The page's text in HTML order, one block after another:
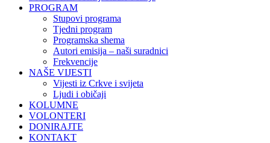
PROGRAM
Stupovi programa
Tjedni program
Programska shema
Autori emisija – naši suradnici
Frekvencije
NAŠE VIJESTI
Vijesti iz Crkve i svijeta
Ljudi i običaji
KOLUMNE
VOLONTERI
DONIRAJTE
KONTAKT